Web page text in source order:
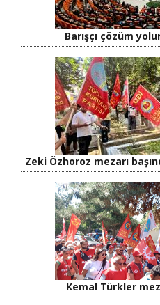
Barışçı çözüm
Zeki Özhoroz mezarı
Kemal Türkler